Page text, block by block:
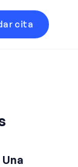
cita